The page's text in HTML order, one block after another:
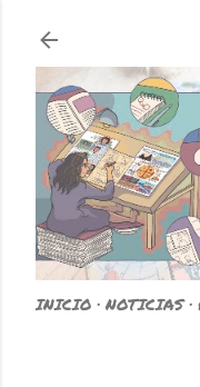
INICIO NOTICIAS